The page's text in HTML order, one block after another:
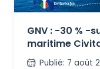
GNV : -30 % -
maritime
l’Italie et
Publié: 7 août